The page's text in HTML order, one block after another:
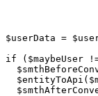
$userData =
if ($maybeUser